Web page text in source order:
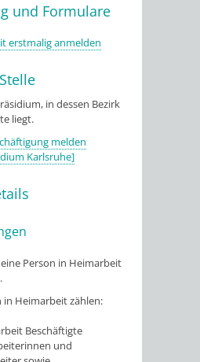
und Formulare
erstmalig anmelden
in dessen Bezirk
liegt.
melden
Karlsruhe]
Person in Heimarbeit
in Heimarbeit zählen:
Beschäftigte
und